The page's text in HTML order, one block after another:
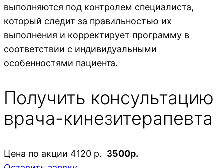
выполняются под контролем специалиста,
который следит за правильностью их
выполнения и корректирует программу в
соответствии с индивидуальными
особенностями пациента.
Получить консультацию
врача-кинезитерапевта
Цена по акции 4120 р. 3500р.